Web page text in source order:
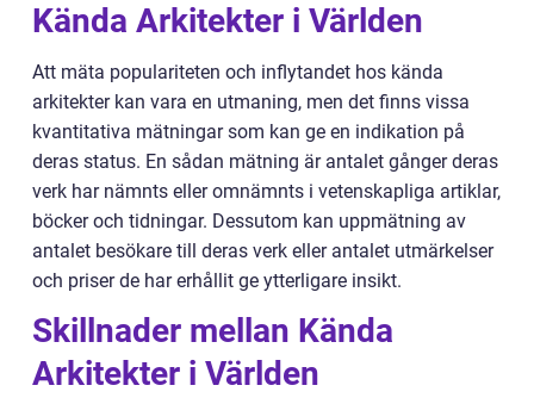
Kända Arkitekter i Världen
Att mäta populariteten och inflytandet hos kända
arkitekter kan vara en utmaning, men det finns vissa
kvantitativa mätningar som kan ge en indikation på
deras status. En sådan mätning är antalet gånger deras
verk har nämnts eller omnämnts i vetenskapliga artiklar,
böcker och tidningar. Dessutom kan uppmätning av
antalet besökare till deras verk eller antalet utmärkelser
och priser de har erhållit ge ytterligare insikt.
Skillnader mellan Kända
Arkitekter i Världen